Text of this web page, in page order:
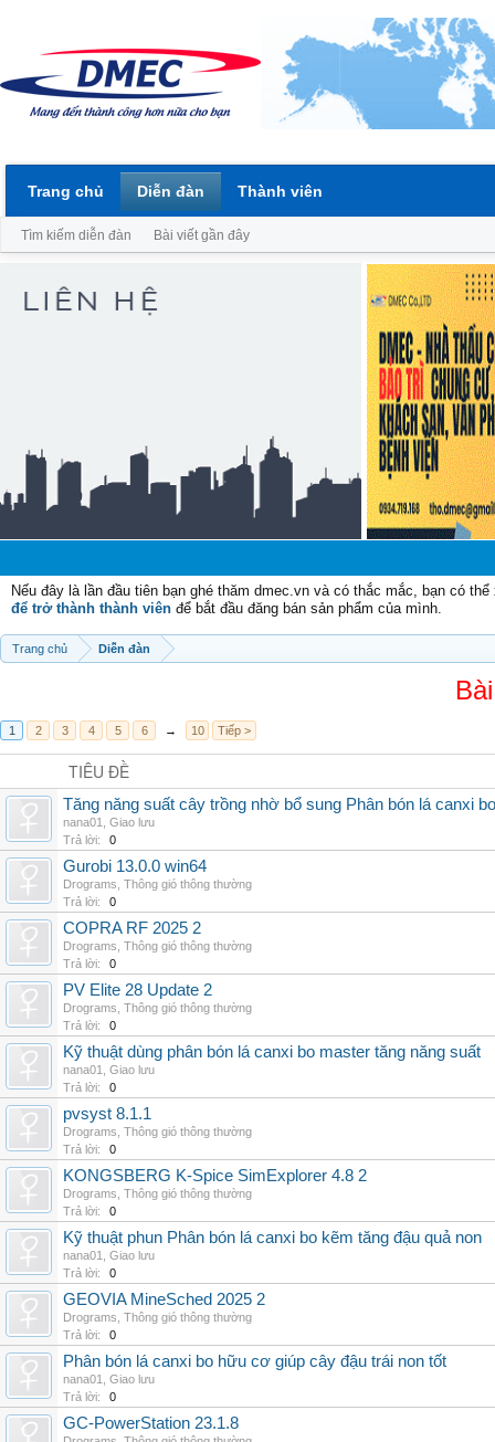
Nếu đây là lần đầu tiên bạn ghé thăm dmec.vn và có thắc mắc, bạn có
để trở thành thành viên để bắt đầu đăng bán sản phẩm của mình.
Trang chủ Diễn đàn
1 2 3 4 5 6 → 10 Tiếp >
TIÊU ĐỀ
Tăng năng suất cây trồng nhờ bổ sung Phân bón lá canxi
nana01
Giao lưu
Trả lời:
0
Gurobi 13.0.0 win64
Drograms Thông gió thông thường
Trả lời:
0
COPRA RF 2025 2
Drograms Thông gió thông thường
Trả lời:
0
PV Elite 28 Update 2
Drograms Thông gió thông thường
Trả lời:
0
Kỹ thuật dùng phân bón lá canxi bo master tăng năng suất
nana01
Giao lưu
Trả lời:
0
pvsyst 8.1.1
Drograms Thông gió thông thường
Trả lời:
0
KONGSBERG K-Spice SimExplorer 4.8 2
Drograms Thông gió thông thường
Trả lời:
0
Kỹ thuật phun Phân bón lá canxi bo kẽm tăng đậu quả non
nana01
Giao lưu
Trả lời:
0
GEOVIA MineSched 2025 2
Drograms Thông gió thông thường
Trả lời:
0
Phân bón lá canxi bo hữu cơ giúp cây đậu trái non tốt
nana01
Giao lưu
Trả lời:
0
GC-PowerStation 23.1.8
Trang chủ Diễn đàn
Tìm kiếm diễn đàn Bài viết gần đây
Thành viên